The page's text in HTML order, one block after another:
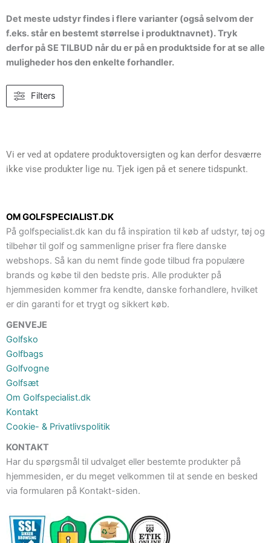
Det meste udstyr findes i flere varianter (også selvom der
f.eks. står en bestemt størrelse i produktnavnet). Tryk
derfor på SE TILBUD når du er på en produktside for at se alle
muligheder hos den enkelte forhandler.
Filters
Vi er ved at opdatere produktoversigten og kan derfor desværre
ikke vise produkter lige nu. Tjek igen på et senere tidspunkt.
OM GOLFSPECIALIST.DK
På golfspecialist.dk kan du få inspiration til køb af udstyr, tøj og
tilbehør til golf og sammenligne priser fra flere danske
webshops. Så kan du nemt finde gode tilbud fra populære
brands og købe til den bedste pris. Alle produkter på
hjemmesiden kommer fra kendte, danske forhandlere, hvilket
er din garanti for et trygt og sikkert køb.
GENVEJE
Golfsko
Golfbags
Golfvogne
Golfsæt
Om Golfspecialist.dk
Kontakt
Cookie- & Privatlivspolitik
KONTAKT
Har du spørgsmål til udvalget eller bestemte produkter på
hjemmesiden, er du meget velkommen til at sende en besked
via formularen på Kontakt-siden.